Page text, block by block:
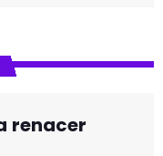
renacer